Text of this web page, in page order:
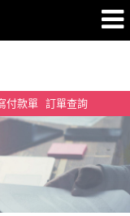
付款單 訂單查詢